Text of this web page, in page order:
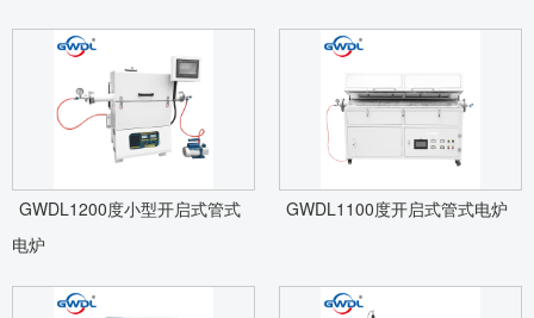
GWDL1200度小型开启式管式
电炉
GWDL1100度开启式管式电炉